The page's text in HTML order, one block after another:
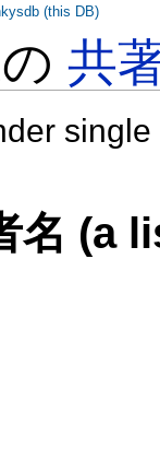
の共
名 (a
(this DB)